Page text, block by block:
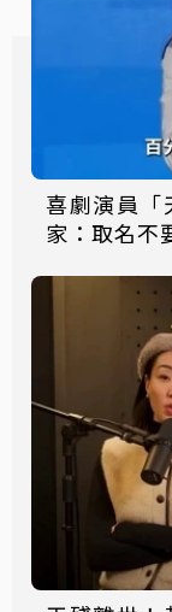
喜劇演員「
家：取名不